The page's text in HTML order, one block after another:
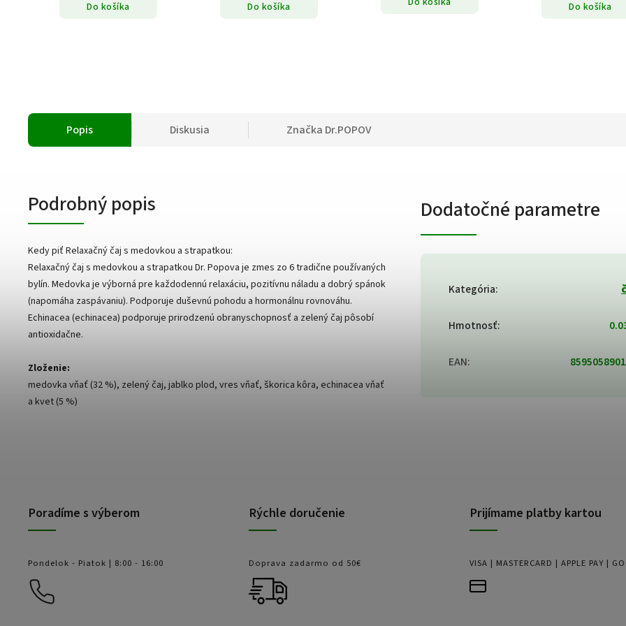
Do košíka Do košíka Do košíka
Popis Diskusia Značka Dr.POPOV
Podrobný popis
Kedy piť Relaxačný čaj s medovkou a strapatkou:
Relaxačný čaj s medovkou a strapatkou Dr. Popova je zmes zo 6 tradične používaných
bylín. Medovka je výborná pre každodennú relaxáciu, pozitívnu náladu a dobrý spánok
(napomáha zaspávaniu). Podporuje duševnú pohodu a hormonálnu rovnováhu.
Echinacea (echinacea) podporuje prirodzenú obranyschopnosť a zelený čaj pôsobí
antioxidačne.
Zloženie:
medovka vňať (32 %), zelený čaj, jablko plod, vres vňať, škorica kôra, echinacea vňať
a kvet (5 %)
Dodatočné parametre
Kategória:
Hmotnosť:
EAN:
Poradíme s výberom
Pondelok - Piatok | 8:00 - 16:00
Rýchle doručenie
Doprava zadarmo od 50€
Prijímame platby kartou
VISA | MASTERCARD | APPLE PAY |